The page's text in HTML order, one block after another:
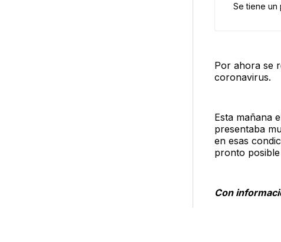
Se tiene un
Por ahora se
coronavirus.
Esta mañana
presentaba
en esas
pronto
Con